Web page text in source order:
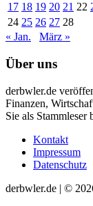
17 18 19 20 21 22
24 25 26 27 28
« Jan.
März »
Über uns
derbwler.de
Finanzen,
Sie als Stammleser
Kontakt
Impressum
Datenschutz
derbwler.de | ©